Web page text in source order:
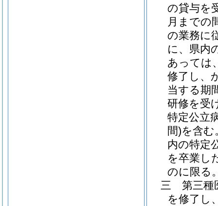
の貸与を
月までの
の業務に
に、県内
あっては
修了し、
当する期
研修を受
特定公立
間)を含む
内の特定
を卒業し
のに限る
三
第三種
を修了し